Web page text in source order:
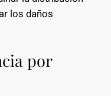
los daños
por